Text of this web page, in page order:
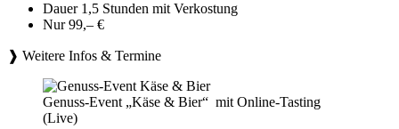
Dauer 1,5 Stunden mit Verkostung
Nur 99,– €
❱ Weitere Infos & Termine
Genuss-Event „Käse & Bier“ mit Online-Tasting
(Live)